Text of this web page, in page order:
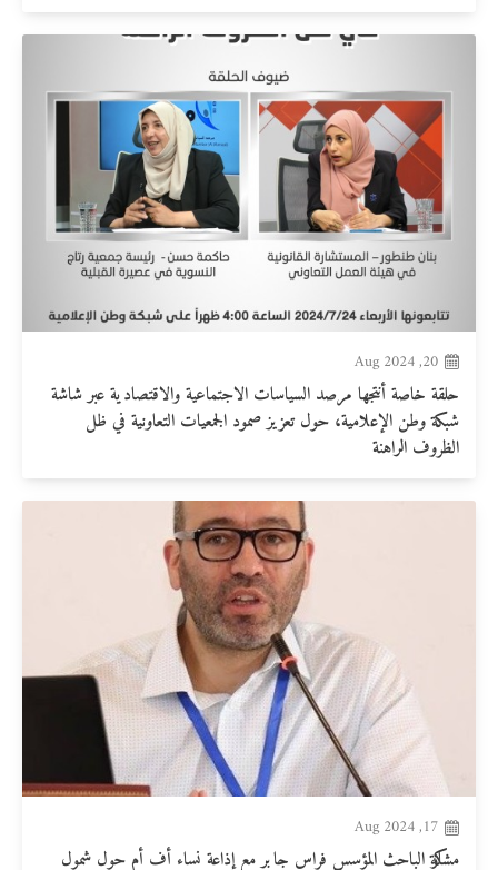
20, Aug 2024
حلقة خاصة أنتجها مرصد السياسات الاجتماعية والاقتصادية عبر شاشة
شبكة وطن الإعلامية، حول تعزيز صمود الجمعيات التعاونية في ظل
الظروف الراهنة
17, Aug 2024
مشاركة الباحث المؤسس فراس جابر مع إذاعة نساء أف أم حول شمول